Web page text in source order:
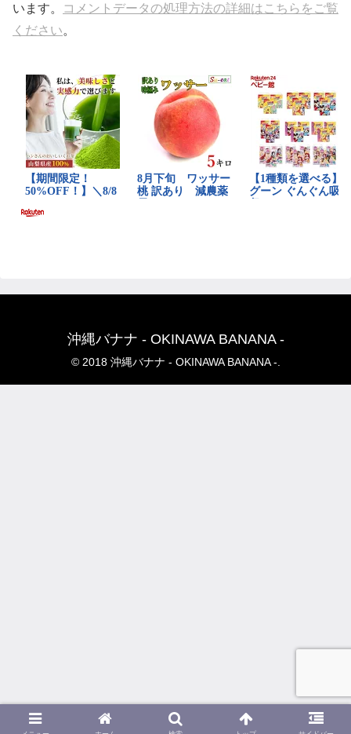
います。
コメントデータの処理方法の詳細はこちらをご覧
ください。
沖縄バナナ - OKINAWA BANANA -
© 2018 沖縄バナナ - OKINAWA BANANA -.